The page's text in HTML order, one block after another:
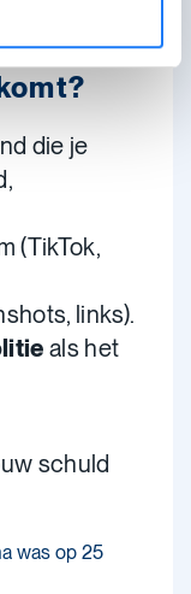
die je
(TikTok,
links).
als het
schuld
was op 25